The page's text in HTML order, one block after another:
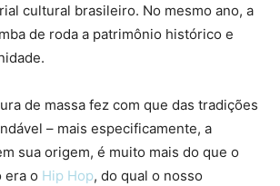
cultural brasileiro. No mesmo ano, a
de roda a patrimônio histórico e
de massa fez com que das tradições
– mais especificamente, a
sua origem, é muito mais do que o
era o Hip Hop, do qual o nosso